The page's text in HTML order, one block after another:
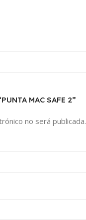
MAC SAFE 2”
no será publicada.